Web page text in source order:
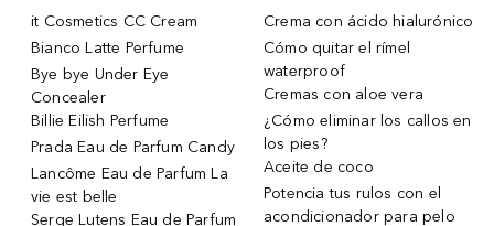
it Cosmetics CC Cream
Bianco Latte Perfume
Bye bye Under Eye
Concealer
Billie Eilish Perfume
Prada Eau de Parfum Candy
Lancôme Eau de Parfum La
vie est belle
Serge Lutens Eau de Parfum
Crema con ácido hialurónico
Cómo quitar el rímel
waterproof
Cremas con aloe vera
¿Cómo eliminar los callos en
los pies?
Aceite de coco
Potencia tus rulos con el
acondicionador para pelo